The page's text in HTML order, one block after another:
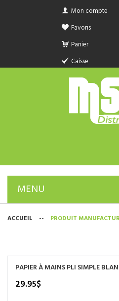
Mon compte
Favoris
Panier
Caisse
MENU
PRODUIT SANITAIRE.COM
ACCUEIL -- PRODUIT
PAPIER À MAINS PLI SIMPLE
29.95$